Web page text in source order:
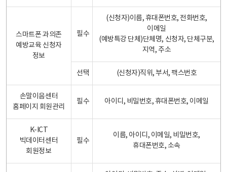
스마트폰 과의존
예방교육 신청자
정보
필수
(신청자)이름, 휴대폰번호, 전화번호,
이메일
(예방특강 단체)단체명, 신청자, 단체구분,
지역, 주소
선택 (신청자)직위, 부서, 팩스번호
손말이음센터
홈페이지 회원관리
필수 아이디, 비밀번호, 휴대폰번호, 이메일
K-ICT
빅데이터센터
회원정보
필수
이름, 아이디, 이메일, 비밀번호,
휴대폰번호, 소속